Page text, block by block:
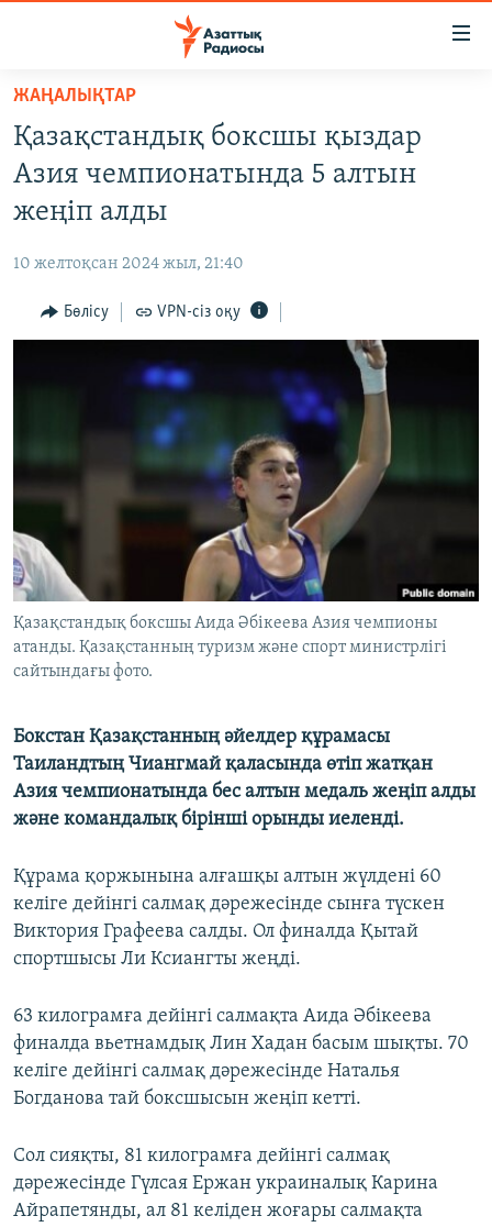
Skip
main
content
to
main
to
САЯСАТ
AZATTYQTV
АДАМ ҚҰҚЫҚТАРЫ
ӘЛЕУМЕТ
АРНАЙЫ ЖОБАЛАР
Басқа тілдерде
ЖАҢАЛЫҚТАР
Қазақстандық боксшы қыздар
Азия чемпионатында 5 алтын
жеңіп алды
10 желтоқсан 2024 жыл, 21:40
Бөлісу VPN-сіз оқу
Қазақстандық боксшы Аида Әбікеева Азия чемпионы
атанды. Қазақстанның туризм және спорт министрлігі
сайтындағы фото.
Бокстан Қазақстанның әйелдер құрамасы
Таиландтың Чиангмай қаласында өтіп жатқан
Азия чемпионатында бес алтын медаль жеңіп алды
және командалық бірінші орынды иеленді.
Құрама қоржынына алғашқы алтын жүлдені 60
келіге дейінгі салмақ дәрежесінде сынға түскен
Виктория Графеева салды. Ол финалда Қытай
спортшысы Ли Ксиангты жеңді.
63 килограмға дейінгі салмақта Аида Әбікеева
финалда вьетнамдық Лин Хадан басым шықты. 70
келіге дейінгі салмақ дәрежесінде Наталья
Богданова тай боксшысын жеңіп кетті.
Сол сияқты, 81 килограмға дейінгі салмақ
дәрежесінде Гүлсая Ержан украиналық Карина
Айрапетянды, ал 81 келіден жоғары салмақта